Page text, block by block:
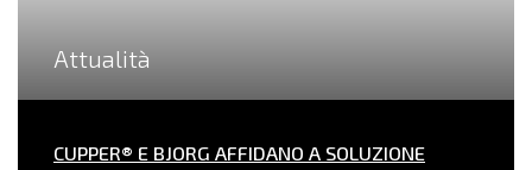
Attualità
CUPPER® E BJORG AFFIDANO A SOLUZIONE